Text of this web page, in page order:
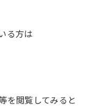
る方は
を閲覧してみると